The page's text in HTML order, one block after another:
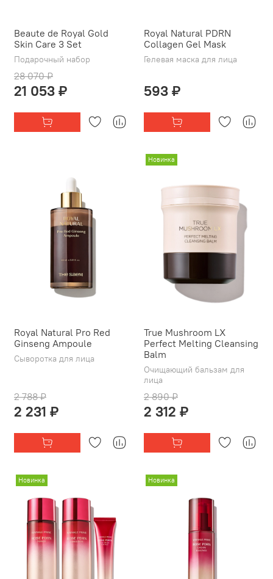
Beaute de Royal Gold
Skin Care 3 Set
Подарочный набор
28 070 ₽
21 053 ₽
Royal Natural PDRN
Collagen Gel Mask
Гелевая маска для лица
593 ₽
Royal Natural Pro Red
Ginseng Ampoule
Сыворотка для лица
2 788 ₽
2 231 ₽
Новинка
True Mushroom LX
Perfect Melting Cleansing
Balm
Очищающий бальзам для
лица
2 890 ₽
2 312 ₽
Новинка Новинка